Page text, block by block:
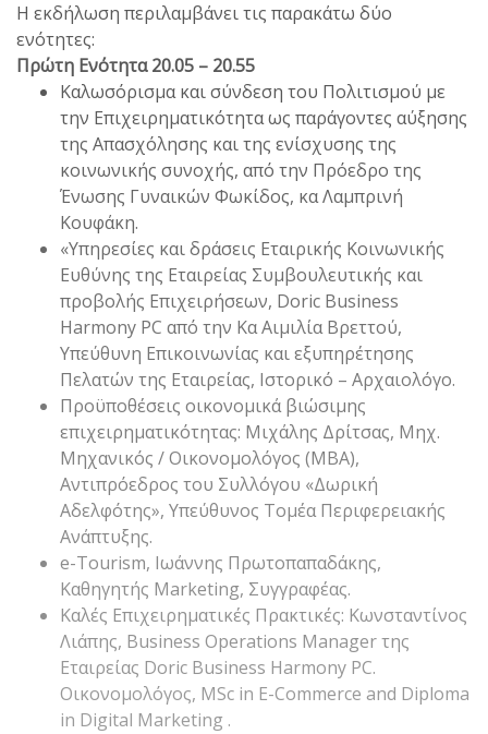
Η εκδήλωση περιλαμβάνει τις παρακάτω δύο
ενότητες:
Πρώτη Ενότητα 20.05 – 20.55
Καλωσόρισμα και σύνδεση του Πολιτισμού με
την Επιχειρηματικότητα ως παράγοντες αύξησης
της Απασχόλησης και της ενίσχυσης της
κοινωνικής συνοχής, από την Πρόεδρο της
Ένωσης Γυναικών Φωκίδος, κα Λαμπρινή
Κουφάκη.
«Υπηρεσίες και δράσεις Εταιρικής Κοινωνικής
Ευθύνης της Εταιρείας Συμβουλευτικής και
προβολής Επιχειρήσεων, Doric Business
Harmony PC από την Κα Αιμιλία Βρεττού,
Υπεύθυνη Επικοινωνίας και εξυπηρέτησης
Πελατών της Εταιρείας, Ιστορικό – Αρχαιολόγο.
Προϋποθέσεις οικονομικά βιώσιμης
επιχειρηματικότητας: Μιχάλης Δρίτσας, Μηχ.
Μηχανικός / Οικονομολόγος (MBA),
Αντιπρόεδρος του Συλλόγου «Δωρική
Αδελφότης», Υπεύθυνος Τομέα Περιφερειακής
Ανάπτυξης.
e-Tourism, Ιωάννης Πρωτοπαπαδάκης,
Καθηγητής Marketing, Συγγραφέας.
Καλές Επιχειρηματικές Πρακτικές: Κωνσταντίνος
Λιάπης, Business Operations Manager της
Εταιρείας Doric Business Harmony PC.
Οικονομολόγος, MSc in E-Commerce and Diploma
in Digital Marketing .